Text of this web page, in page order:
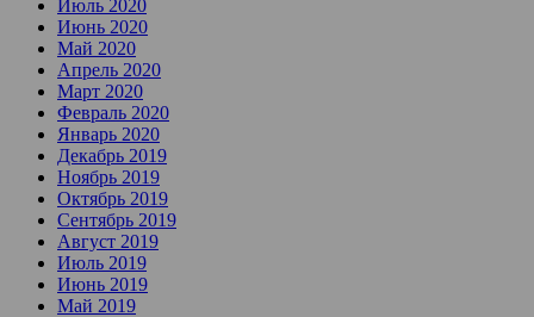
Июль 2020
Июнь 2020
Май 2020
Апрель 2020
Март 2020
Февраль 2020
Январь 2020
Декабрь 2019
Ноябрь 2019
Октябрь 2019
Сентябрь 2019
Август 2019
Июль 2019
Июнь 2019
Май 2019